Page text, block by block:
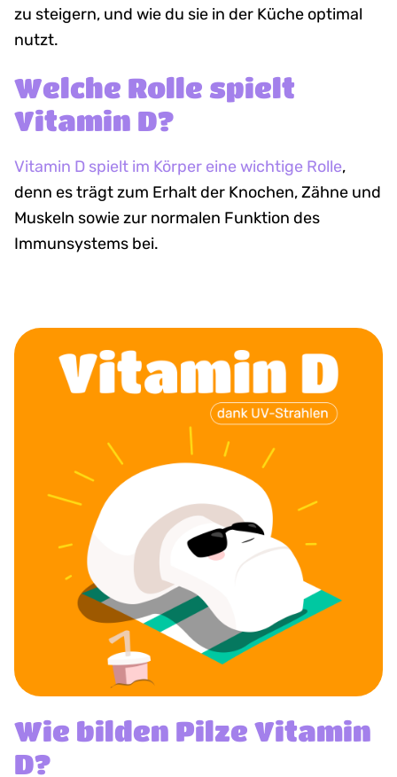
zu steigern, und wie du sie in der Küche optimal
nutzt.
Welche Rolle spielt
Vitamin D?
Vitamin D spielt im Körper eine wichtige Rolle,
denn es trägt zum Erhalt der Knochen, Zähne und
Muskeln sowie zur normalen Funktion des
Immunsystems bei.
Wie bilden Pilze Vitamin
D?